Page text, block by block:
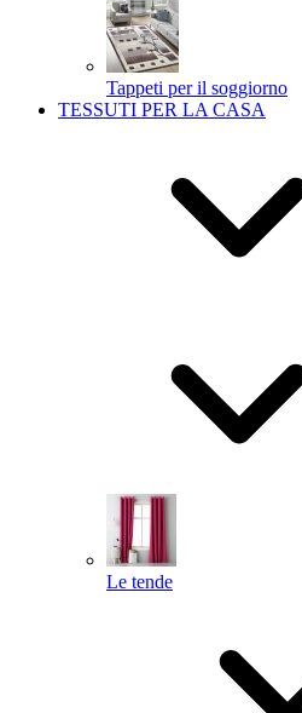
Tappeti per il soggiorno
TESSUTI PER LA CASA
Le tende